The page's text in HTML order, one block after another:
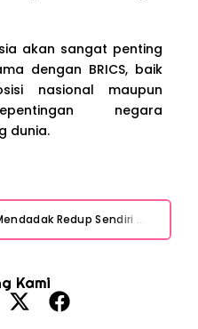
akan sangat penting
dengan BRICS, baik
nasional maupun
negara
dunia.
Layar iPhone Mendadak Redup Sendiri Padahal Auto-Brightness Mati? Ini Penyebab & Solusinya!
Kami